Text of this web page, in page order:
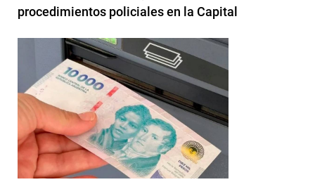
procedimientos policiales en la Capital